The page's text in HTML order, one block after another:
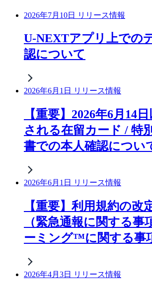
2026年7月10日 リリース情報
U-NEXTアプリ上での
認について
2026年6月1日 リリース情報
【重要】2026年6月14
される在留カード / 特
書での本人確認につい
2026年6月1日 リリース情報
【重要】利用規約の改
（緊急通報に関する事
ーミング™に関する事
2026年4月3日 リリース情報